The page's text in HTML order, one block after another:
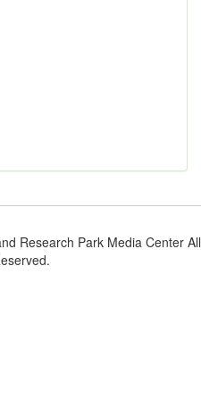
Research Park Media Center All